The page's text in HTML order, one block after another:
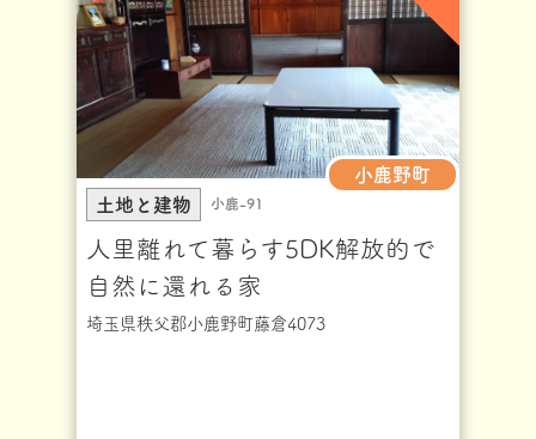
小鹿野町
土地と建物
小鹿-91
人里離れて暮らす5DK解放的で
自然に還れる家
埼玉県秩父郡小鹿野町藤倉4073